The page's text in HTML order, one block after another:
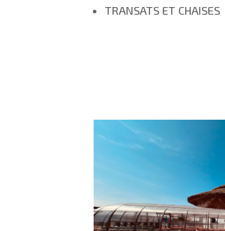
TRANSATS ET CHAISES